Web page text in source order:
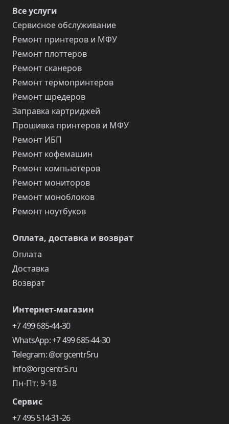
Все услуги
Сервисное обслуживание
Ремонт принтеров и МФУ
Ремонт плоттеров
Ремонт сканеров
Ремонт термопринтеров
Ремонт шредеров
Заправка картриджей
Прошивка принтеров и МФУ
Ремонт ИБП
Ремонт кофемашин
Ремонт компьютеров
Ремонт мониторов
Ремонт моноблоков
Ремонт ноутбуков
Оплата, доставка и возврат
Оплата
Доставка
Возврат
Интернет-магазин
+7 499 685-44-30
WhatsApp: +7 499 685-44-30
Telegram: @orgcentr5ru
info@orgcentr5.ru
Пн-Пт: 9-18
Сервис
+7 495 514-31-26